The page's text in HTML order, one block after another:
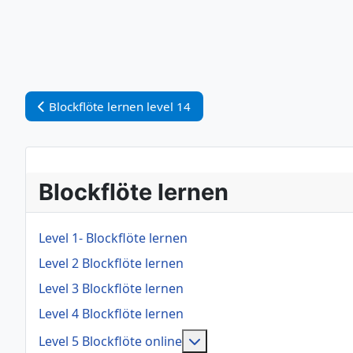
Vorheriger Beitrag: Blockflöte lernen level 14
Blockflöte lernen level 14
Blockflöte lernen
Level 1- Blockflöte lernen
Level 2 Blockflöte lernen
Level 3 Blockflöte lernen
Level 4 Blockflöte lernen
Level 5 Blockflöte online